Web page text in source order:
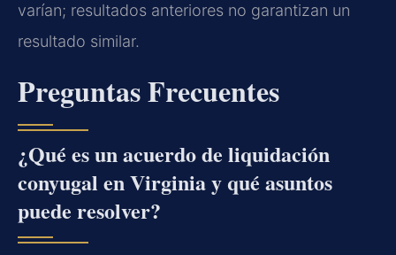
varían; resultados anteriores no garantizan un
resultado similar.
Preguntas Frecuentes
¿Qué es un acuerdo de liquidación
conyugal en Virginia y qué asuntos
puede resolver?